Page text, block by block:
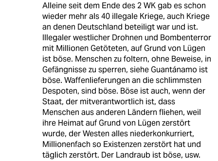
Alleine seit dem Ende des 2 WK gab es schon
wieder mehr als 40 illegale Kriege, auch Kriege
an denen Deutschland beteiligt war und ist.
Illegaler westlicher Drohnen und Bombenterror
mit Millionen Getöteten, auf Grund von Lügen
ist böse. Menschen zu foltern, ohne Beweise, in
Gefängnisse zu sperren, siehe Guantánamo ist
böse. Waffenlieferungen an die schlimmsten
Despoten, sind böse. Böse ist auch, wenn der
Staat, der mitverantwortlich ist, dass
Menschen aus anderen Ländern fliehen, weil
ihre Heimat auf Grund von Lügen zerstört
wurde, der Westen alles niederkonkurriert,
Millionenfach so Existenzen zerstört hat und
täglich zerstört. Der Landraub ist böse, usw.